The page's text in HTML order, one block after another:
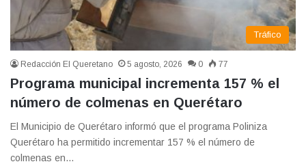
Tráfico
Redacción El Queretano 5 agosto, 2026 0 77
Programa municipal incrementa 157 % el
número de colmenas en Querétaro
El Municipio de Querétaro informó que el programa Poliniza
Querétaro ha permitido incrementar 157 % el número de
colmenas en…